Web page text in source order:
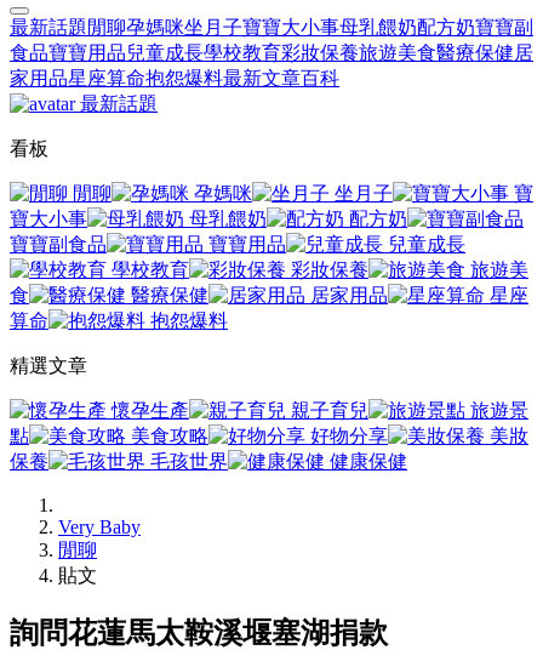
最新話題 閒聊孕媽咪坐月子寶寶大小事母乳餵奶配方奶寶寶副
食品寶寶用品兒童成長學校教育彩妝保養旅遊美食醫療保健居
家用品星座算命抱怨爆料最新文章百科
最新話題
看板
閒聊 孕媽咪 坐月子
寶
寶大小事
母乳餵奶
配方奶
寶寶副食品
寶寶用品
兒童成長
學校教育
彩妝保養
旅遊美
食
醫療保健 居家用品
星座
算命
抱怨爆料
精選文章
懷孕生產 親子育兒
旅遊景
點
美食攻略 好物分享
美妝
保養
毛孩世界 健康保健
Very Baby
閒聊
貼文
詢問花蓮馬太鞍溪堰塞湖捐款